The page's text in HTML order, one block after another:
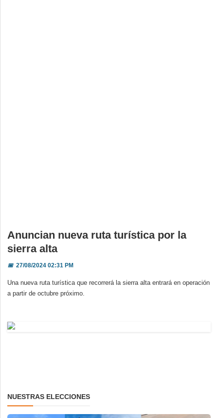
Anuncian nueva ruta turística por la
sierra alta
📅27/08/2024 02:31 PM
Una nueva ruta turística que recorrerá la sierra alta entrará en operación
a partir de octubre próximo.
NUESTRAS ELECCIONES